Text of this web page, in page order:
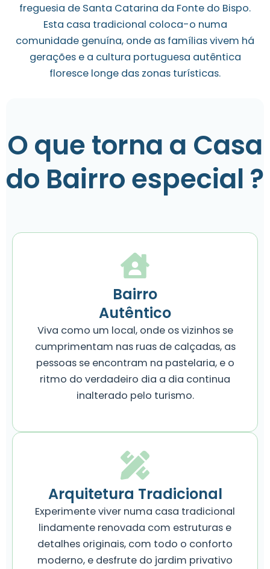
freguesia de Santa Catarina da Fonte do Bispo.
Esta casa tradicional coloca-o numa
comunidade genuína, onde as famílias vivem há
gerações e a cultura portuguesa autêntica
floresce longe das zonas turísticas.
O que torna a Casa
do Bairro especial ?
Bairro
Autêntico
Viva como um local, onde os vizinhos se
cumprimentam nas ruas de calçadas, as
pessoas se encontram na pastelaria, e o
ritmo do verdadeiro dia a dia continua
inalterado pelo turismo.
Arquitetura Tradicional
Experimente viver numa casa tradicional
lindamente renovada com estruturas e
detalhes originais, com todo o conforto
moderno, e desfrute do jardim privativo